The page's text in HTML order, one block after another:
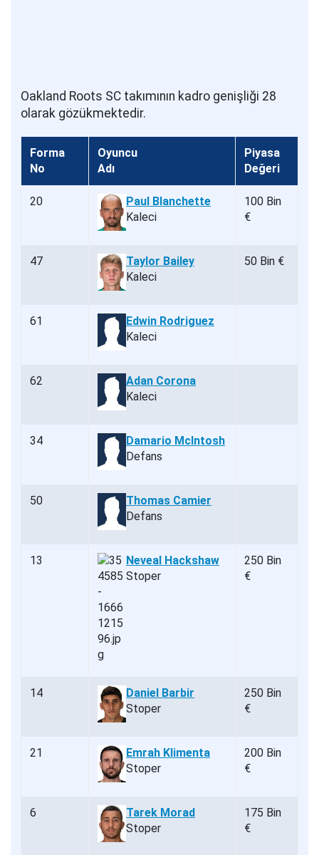
Oakland Roots SC takımının kadro genişliği 28
olarak gözükmektedir.
Forma
No
Oyuncu
Adı
Piyasa
Değeri
20
Paul Blanchette
Kaleci
100 Bin
€
47
Taylor Bailey
Kaleci
50 Bin €
61
Edwin Rodriguez
Kaleci
62
Adan Corona
Kaleci
34
Damario McIntosh
Defans
50
Thomas Camier
Defans
13
Neveal Hackshaw
Stoper
250 Bin
€
14
Daniel Barbir
Stoper
250 Bin
€
21
Emrah Klimenta
Stoper
200 Bin
€
6
Tarek Morad
Stoper
175 Bin
€